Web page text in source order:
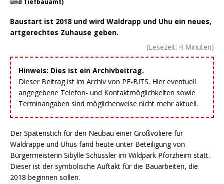
und Tiefbauamt)
Baustart ist 2018 und wird Waldrapp und Uhu ein neues,
artgerechtes Zuhause geben.
(Lesezeit: 4 Minuten)
Hinweis: Dies ist ein Archivbeitrag.
Dieser Beitrag ist im Archiv von PF-BITS. Hier eventuell
angegebene Telefon- und Kontaktmöglichkeiten sowie
Terminangaben sind möglicherweise nicht mehr aktuell.
Der Spatenstich für den Neubau einer Großvoliere für
Waldrappe und Uhus fand heute unter Beteiligung von
Bürgermeisterin Sibylle Schüssler im Wildpark Pforzheim statt.
Dieser ist der symbolische Auftakt für die Bauarbeiten, die
2018 beginnen sollen.